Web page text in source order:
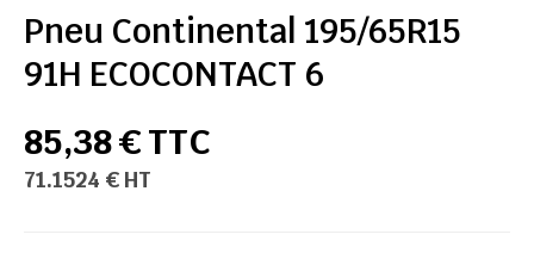
Pneu Continental 195/65R15
91H ECOCONTACT 6
85,38 € TTC
71.1524 € HT